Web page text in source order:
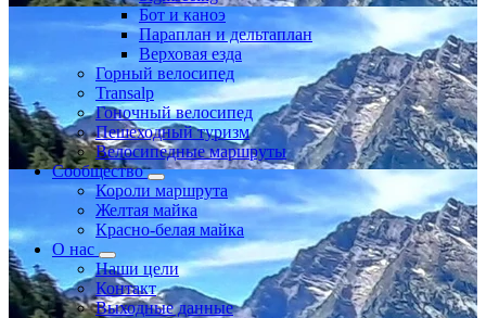
Бот и каноэ
Параплан и дельтаплан
Верховая езда
Горный велосипед
Transalp
Гоночный велосипед
Пешеходный туризм
Велосипедные маршруты
Сообщество
Короли маршрута
Желтая майка
Красно-белая майка
О нас
Наши цели
Контакт
Выходные данные